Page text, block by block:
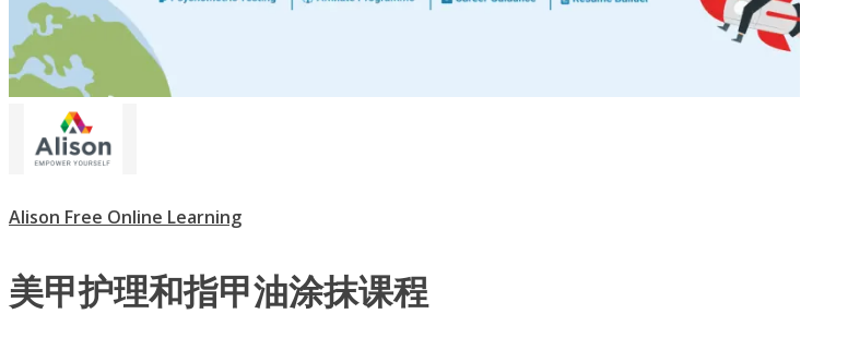
Alison Free Online Learning
美甲护理和指甲油涂抹课程